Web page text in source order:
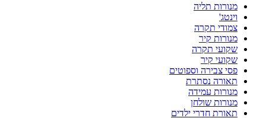
מנורות תליה
וינטג'
צמודי תקרה
מנורות קיר
שקועי תקרה
שקועי קיר
פסי צבירה וספוטים
תאורה נסתרת
מנורות עמידה
מנורות שולחן
תאורת חדרי ילדים